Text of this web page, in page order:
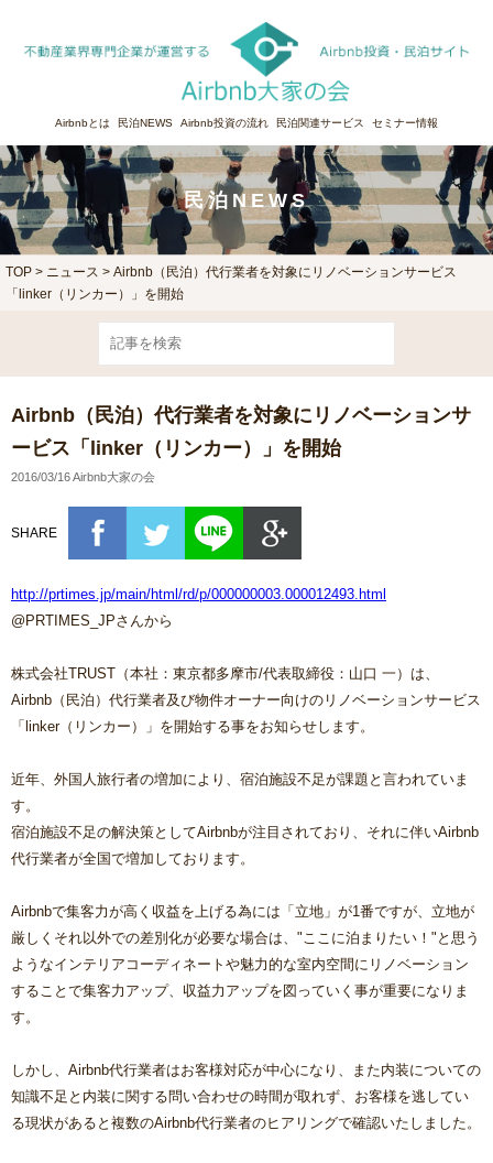
Airbnbとは 民泊NEWS Airbnb投資の流れ 民泊関連サービス セミナー情報
民泊NEWS
TOP > ニュース > Airbnb（民泊）代行業者を対象にリノベーションサービス
「linker（リンカー）」を開始
Airbnb（民泊）代行業者を対象にリノベーションサ
ービス「linker（リンカー）」を開始
2016/03/16 Airbnb大家の会
SHARE
http://prtimes.jp/main/html/rd/p/000000003.000012493.html
@PRTIMES_JPさんから
株式会社TRUST（本社：東京都多摩市/代表取締役：山口 一）は、
Airbnb（民泊）代行業者及び物件オーナー向けのリノベーションサービス
「linker（リンカー）」を開始する事をお知らせします。
近年、外国人旅行者の増加により、宿泊施設不足が課題と言われていま
す。
宿泊施設不足の解決策としてAirbnbが注目されており、それに伴いAirbnb
代行業者が全国で増加しております。
Airbnbで集客力が高く収益を上げる為には「立地」が1番ですが、立地が
厳しくそれ以外での差別化が必要な場合は、"ここに泊まりたい！"と思う
ようなインテリアコーディネートや魅力的な室内空間にリノベーション
することで集客力アップ、収益力アップを図っていく事が重要になりま
す。
しかし、Airbnb代行業者はお客様対応が中心になり、また内装についての
知識不足と内装に関する問い合わせの時間が取れず、お客様を逃してい
る現状があると複数のAirbnb代行業者のヒアリングで確認いたしました。